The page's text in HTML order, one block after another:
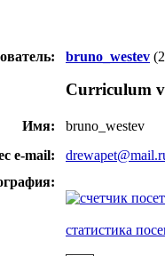
bruno_westev
Curriculum
Имя:
bruno_westev
e-mail:
статистика